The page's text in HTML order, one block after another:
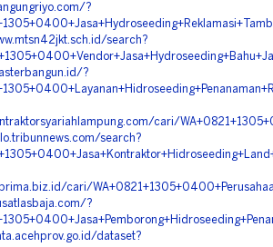
?
search?
?
cari/
search?
cari/
?
dataset?